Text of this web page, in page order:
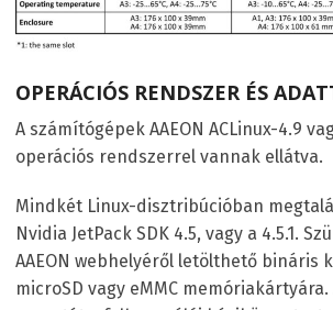
OPERÁCIÓS RENDSZER ÉS
A számítógépek AAEON ACLinux-4.9
operációs rendszerrel vannak ellátva.
Mindkét Linux-disztribúcióban
Nvidia JetPack SDK 4.5, vagy a 4.5.1.
AAEON webhelyéről letölthető bináris
microSD vagy eMMC